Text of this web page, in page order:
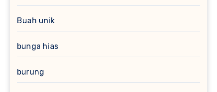
Buah unik
bunga hias
burung